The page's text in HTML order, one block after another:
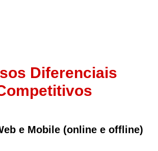
Diferenciais
e Mobile (online e offline)